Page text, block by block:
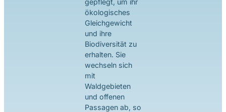
gepflegt, um ihr
ökologisches
Gleichgewicht
und ihre
Biodiversität zu
erhalten. Sie
wechseln sich
mit
Waldgebieten
und offenen
Passagen ab, so